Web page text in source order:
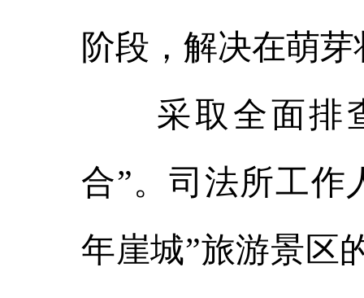
阶段，解决在萌
采取全面排查
合”。司法所工作
年崖城”旅游景区